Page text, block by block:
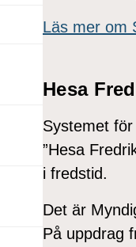
Läs mer om
Hesa
Systemet
”Hesa
i fredstid.
Det är
På uppdrag